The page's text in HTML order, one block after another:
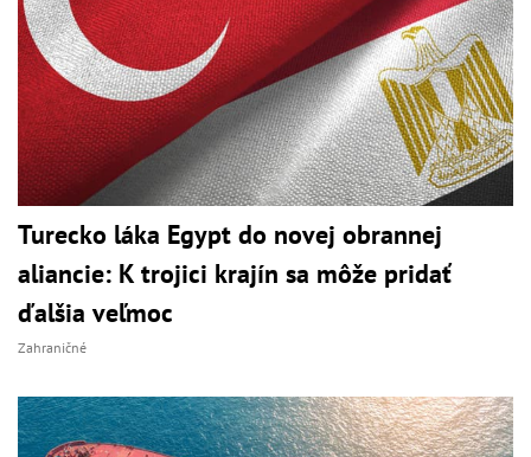
Turecko láka Egypt do novej obrannej
aliancie: K trojici krajín sa môže pridať
ďalšia veľmoc
Zahraničné